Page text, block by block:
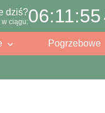
dziś?
w ciągu:06:11:53
Pogrzebowe